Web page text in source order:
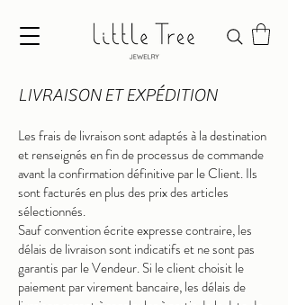
LIVRAISON ET EXPÉDITION
Les frais de livraison sont adaptés à la destination
et renseignés en fin de processus de commande
avant la confirmation définitive parle Client. Ils
sont facturés en plus des prix des articles
sélectionnés.
Sauf convention écrite expresse contraire, les
délais de livraison sont indicatifs et ne sont pas
garantis par le Vendeur. Si le client choisit le
paiement par virement bancaire, les délais de